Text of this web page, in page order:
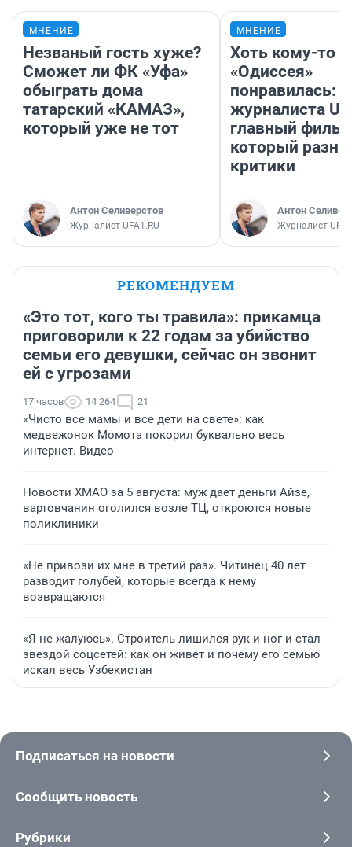
МНЕНИЕ
Незваный гость хуже?
Сможет ли ФК «Уфа»
обыграть дома
татарский «КАМАЗ»,
который уже не тот
Антон Селиверстов
Журналист UFA1.RU
МНЕНИЕ
Хоть кому-то
«Одиссея»
понравилась:
журналиста
главный
который
критики
Антон
Журналист
РЕКОМЕНДУЕМ
«Это тот, кого ты травила»: прикамца
приговорили к 22 годам за убийство
семьи его девушки, сейчас он звонит
ей с угрозами
17 часов 14 264 21
«Чисто все мамы и все дети на свете»: как
медвежонок Момота покорил буквально весь
интернет. Видео
Новости ХМАО за 5 августа: муж дает деньги Айзе,
вартовчанин оголился возле ТЦ, откроются новые
поликлиники
«Не привози их мне в третий раз». Читинец 40 лет
разводит голубей, которые всегда к нему
возвращаются
«Я не жалуюсь». Строитель лишился рук и ног и стал
звездой соцсетей: как он живет и почему его семью
искал весь Узбекистан
Подписаться на новости
Сообщить новость
Рубрики